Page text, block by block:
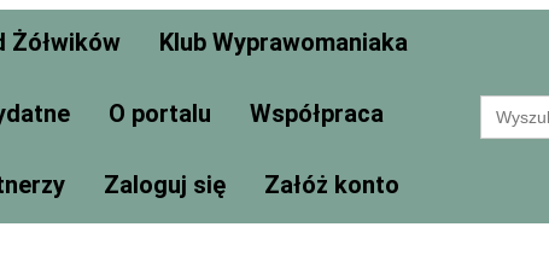
Żółwików Klub Wyprawomaniaka
O portalu Współpraca
Zaloguj się Załóż konto
Search
for: